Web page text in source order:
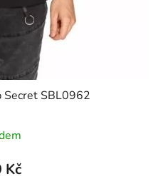
Secret SBL0962
Kč